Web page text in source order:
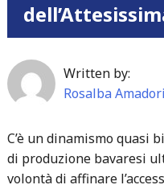
l’eccentricità
della
C5
Aircross"
Written by:
Rosalba Amadori
C’è un dinamismo quasi
di produzione bavaresi
volontà di affinare